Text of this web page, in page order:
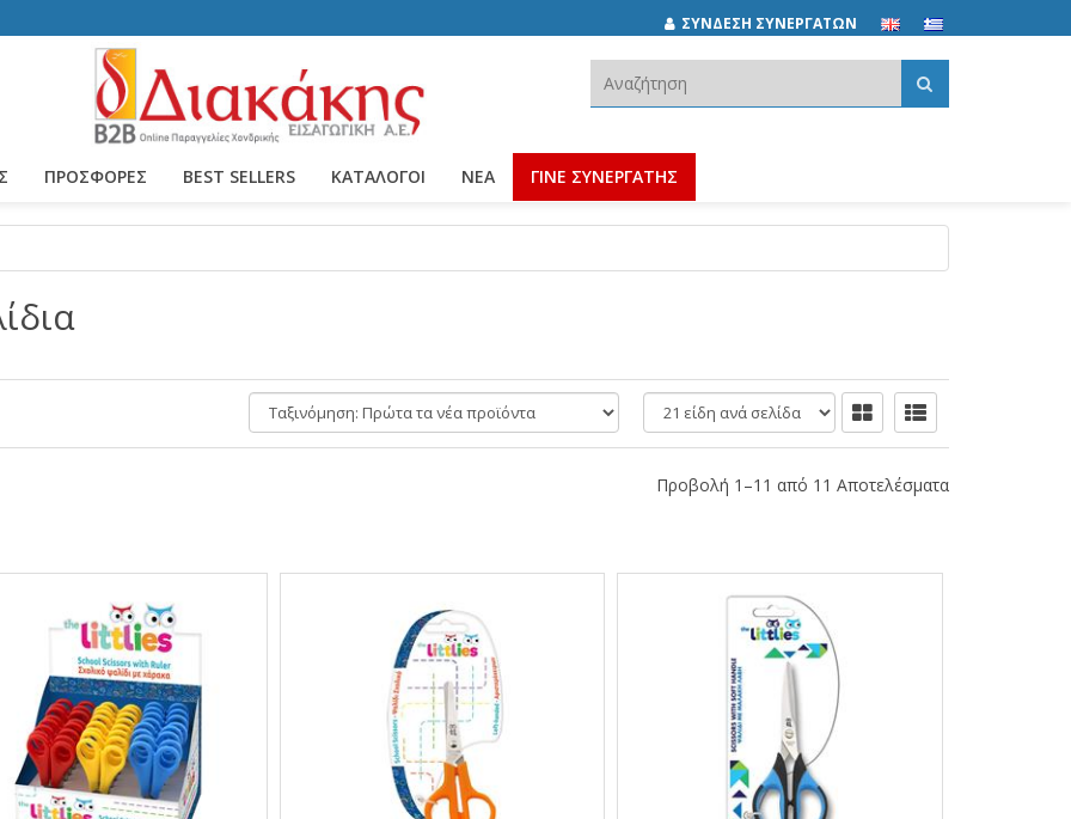
ΣΥΝΔΕΣΗ ΣΥΝΕΡΓΑΤΩΝ
ΠΡΟΣΦΟΡΕΣ BEST SELLERS ΚΑΤΆΛΟΓΟΙ ΝΈΑ ΓΙΝΕ ΣΥΝΕΡΓΑΤΗΣ
Αναζήτηση:
είδη
ανά
σελίδα
Ταξινόμηση:
Προβολή 1–11 από 11 Αποτελέσματα